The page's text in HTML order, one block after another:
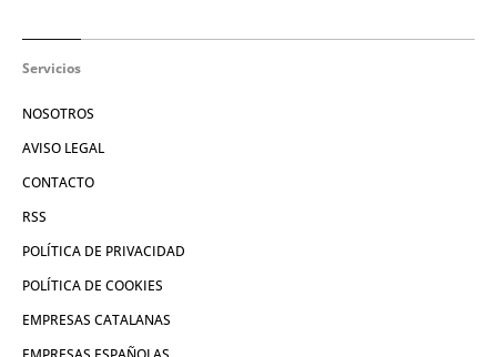
Servicios
NOSOTROS
AVISO LEGAL
CONTACTO
RSS
POLÍTICA DE PRIVACIDAD
POLÍTICA DE COOKIES
EMPRESAS CATALANAS